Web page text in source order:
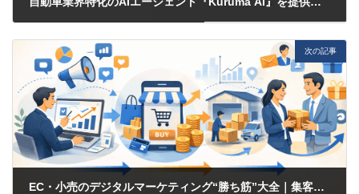
2026-03-09
次の記事
EC・小売のデジタルマーケティング“勝ち筋”大全｜集客→購入→リピートをつなぐ全体設計（KPI/施策/体制まで）